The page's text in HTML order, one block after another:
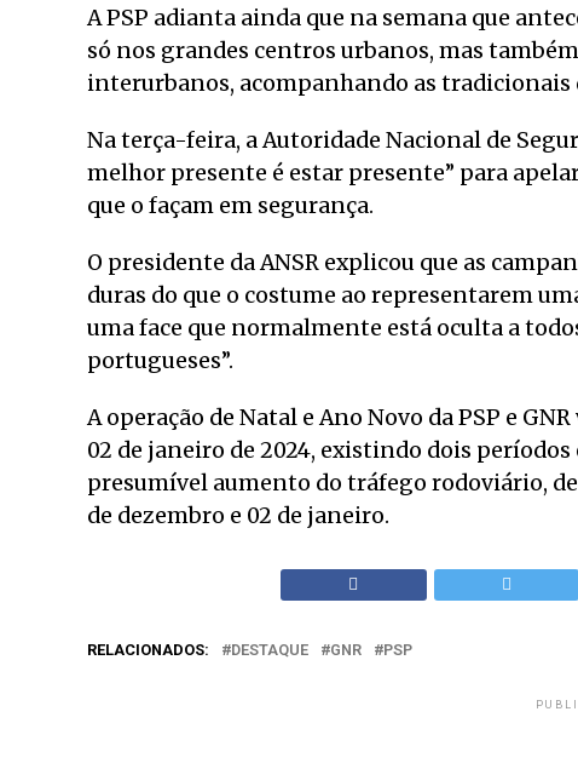
A PSP adianta ainda que na semana que
só nos grandes centros urbanos, mas
interurbanos, acompanhando as tradicionais
Na terça-feira, a Autoridade Nacional de
melhor presente é estar presente” para
que o façam em segurança.
O presidente da ANSR explicou que as
duras do que o costume ao representarem
uma face que normalmente está oculta a
portugueses”.
A operação de Natal e Ano Novo da PSP e
02 de janeiro de 2024, existindo dois
presumível aumento do tráfego rodoviário,
de dezembro e 02 de janeiro.
RELACIONADOS: DESTAQUE GNR PSP